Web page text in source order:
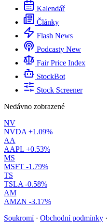
Kalendář
Články
Flash News
Podcasty New
Fair Price Index
StockBot
Stock Screener
Nedávno zobrazené
NV
NVDA +1.09%
AA
AAPL +0.53%
MS
MSFT -1.79%
TS
TSLA -0.58%
AM
AMZN -3.17%
Soukromí · Obchodní podmínky ·